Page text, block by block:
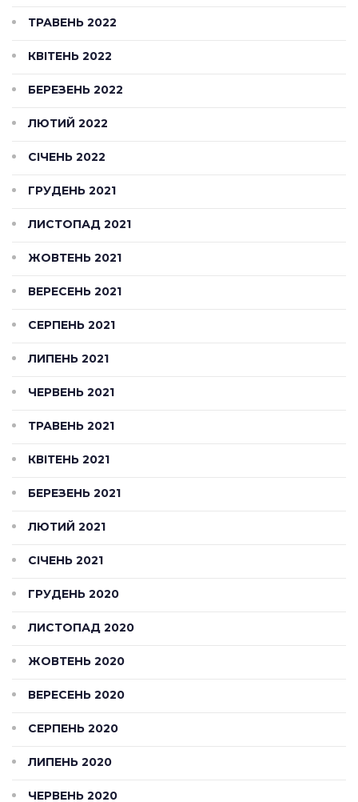
ТРАВЕНЬ 2022
КВІТЕНЬ 2022
БЕРЕЗЕНЬ 2022
ЛЮТИЙ 2022
СІЧЕНЬ 2022
ГРУДЕНЬ 2021
ЛИСТОПАД 2021
ЖОВТЕНЬ 2021
ВЕРЕСЕНЬ 2021
СЕРПЕНЬ 2021
ЛИПЕНЬ 2021
ЧЕРВЕНЬ 2021
ТРАВЕНЬ 2021
КВІТЕНЬ 2021
БЕРЕЗЕНЬ 2021
ЛЮТИЙ 2021
СІЧЕНЬ 2021
ГРУДЕНЬ 2020
ЛИСТОПАД 2020
ЖОВТЕНЬ 2020
ВЕРЕСЕНЬ 2020
СЕРПЕНЬ 2020
ЛИПЕНЬ 2020
ЧЕРВЕНЬ 2020